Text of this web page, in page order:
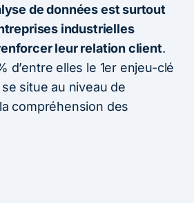
de données est surtout
industrielles
leur relation client.
d’entre elles le 1er enjeu-clé
situe au niveau de
compréhension des